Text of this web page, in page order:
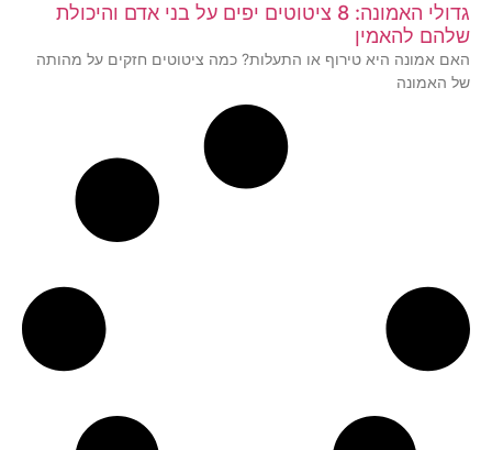
גדולי האמונה: 8 ציטוטים יפים על בני אדם והיכולת
שלהם להאמין
האם אמונה היא טירוף או התעלות? כמה ציטוטים חזקים על מהותה
של האמונה